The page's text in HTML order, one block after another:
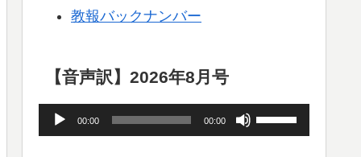
教報バックナンバー
【音声訳】2026年8月号
声
00:00 00:00
ボ
リ